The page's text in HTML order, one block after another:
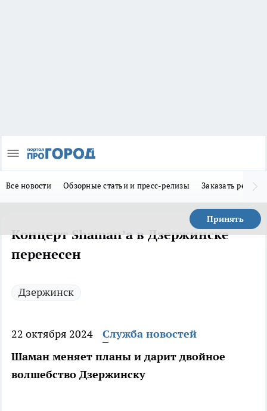
Все новости Обзорные статьи и пресс-релизы Заказать
Принять
Концерт Shaman’а в Дзержинске
перенесен
Дзержинск
22 октября 2024
Служба новостей
Шаман меняет планы и дарит двойное
волшебство Дзержинску